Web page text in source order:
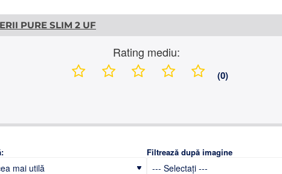
PURE SLIM 2 UF
Rating mediu:
(0)
Filtrează după imagine